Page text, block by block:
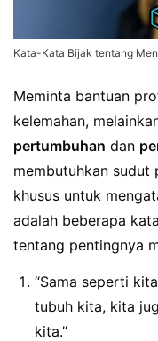
Kata-Kata Bijak tentang
Meminta bantuan
kelemahan,
pertumbuhan dan
membutuhkan sudut
khusus untuk
adalah beberapa
tentang pentingnya
“Sama seperti
tubuh kita, kita
kita.”